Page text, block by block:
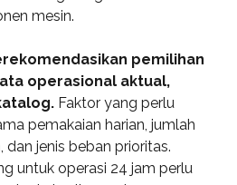
mesin.
pemilihan
operasional aktual,
Faktor yang perlu
pemakaian harian, jumlah
dan jenis beban prioritas.
untuk operasi 24 jam perlu